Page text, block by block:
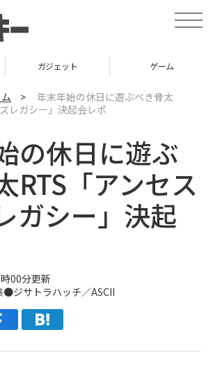
t
o
n
ガジェット ゲーム
>
年末年始の休日に遊ぶべき骨太
レガシー」決起会レポ
の休日に遊ぶ
RTS「アンセス
ガシー」決起
00分更新
●ジサトラハッチ／ASCII